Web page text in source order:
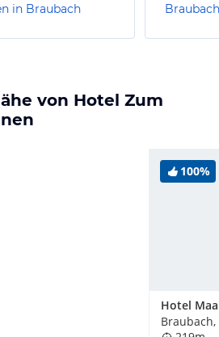
in Braubach
Braubach
von Hotel Zum
100%
Hotel